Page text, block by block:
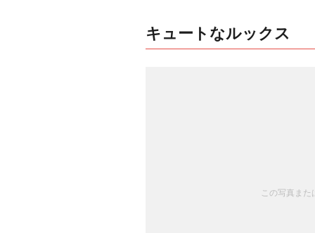
キュートなルックス
この写真ま